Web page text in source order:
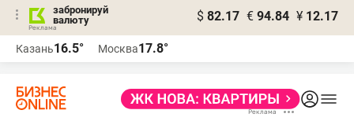
забронируй
валюту
$ 82.17 € 94.84 ¥ 12.17
Казань16.5° Москва17.8°